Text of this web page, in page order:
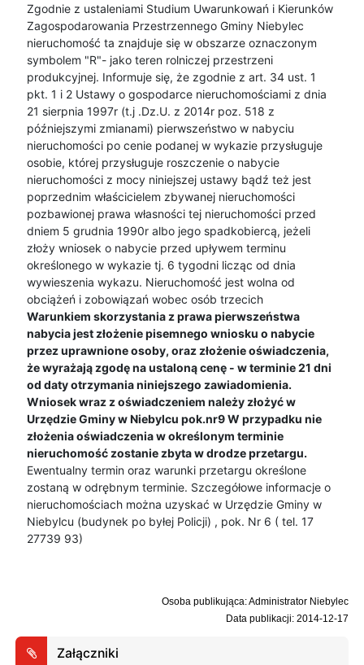
Zgodnie z ustaleniami Studium Uwarunkowań i Kierunków
Zagospodarowania Przestrzennego Gminy Niebylec
nieruchomość ta znajduje się w obszarze oznaczonym
symbolem "R"- jako teren rolniczej przestrzeni
produkcyjnej. Informuje się, że zgodnie z art. 34 ust. 1
pkt. 1 i 2 Ustawy o gospodarce nieruchomościami z dnia
21 sierpnia 1997r (t.j .Dz.U. z 2014r poz. 518 z
późniejszymi zmianami) pierwszeństwo w nabyciu
nieruchomości po cenie podanej w wykazie przysługuje
osobie, której przysługuje roszczenie o nabycie
nieruchomości z mocy niniejszej ustawy bądź też jest
poprzednim właścicielem zbywanej nieruchomości
pozbawionej prawa własności tej nieruchomości przed
dniem 5 grudnia 1990r albo jego spadkobiercą, jeżeli
złoży wniosek o nabycie przed upływem terminu
określonego w wykazie tj. 6 tygodni licząc od dnia
wywieszenia wykazu. Nieruchomość jest wolna od
obciążeń i zobowiązań wobec osób trzecich
Warunkiem skorzystania z prawa pierwszeństwa
nabycia jest złożenie pisemnego wniosku o nabycie
przez uprawnione osoby, oraz złożenie oświadczenia,
że wyrażają zgodę na ustaloną cenę - w terminie 21 dni
od daty otrzymania niniejszego zawiadomienia.
Wniosek wraz z oświadczeniem należy złożyć w
Urzędzie Gminy w Niebylcu pok.nr9 W przypadku nie
złożenia oświadczenia w określonym terminie
nieruchomość zostanie zbyta w drodze przetargu.
Ewentualny termin oraz warunki przetargu określone
zostaną w odrębnym terminie. Szczegółowe informacje o
nieruchomościach można uzyskać w Urzędzie Gminy w
Niebylcu (budynek po byłej Policji) , pok. Nr 6 ( tel. 17
27739 93)
Osoba publikująca: Administrator Niebylec
Data publikacji: 2014-12-17
Załączniki